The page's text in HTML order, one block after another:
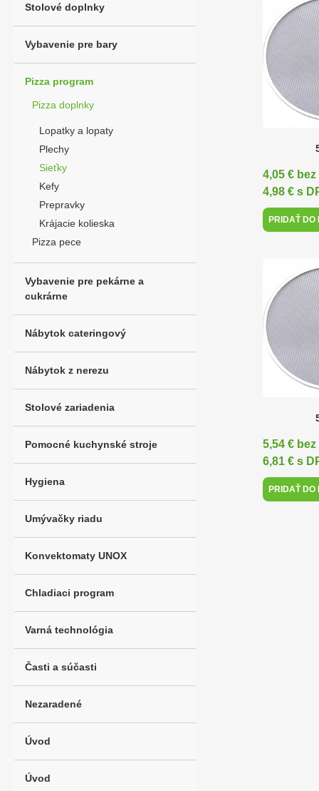
4,05 € bez
4,98 € s
PRIDAŤ DO
5,54 € bez
6,81 € s
PRIDAŤ DO
Stolové doplnky
Vybavenie pre bary
Pizza program
Pizza doplnky
Lopatky a lopaty
Plechy
Sieťky
Kefy
Prepravky
Krájacie kolieska
Pizza pece
Vybavenie pre pekárne a
cukrárne
Nábytok cateringový
Nábytok z nerezu
Stolové zariadenia
Pomocné kuchynské stroje
Hygiena
Umývačky riadu
Konvektomaty UNOX
Chladiaci program
Varná technológia
Časti a súčasti
Nezaradené
Úvod
Úvod